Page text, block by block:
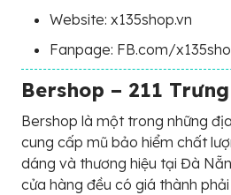
Website: x135shop.vn
Fanpage: FB.com/
Bershop – 211
Bershop là một trong những
cung cấp mũ bảo hiểm chất
dáng và thương hiệu tại Đà
cửa hàng đều có giá thành